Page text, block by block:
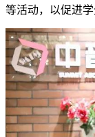
等活动，以促进